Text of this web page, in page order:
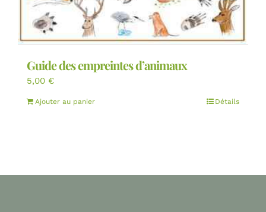
Guide des empreintes d’animaux
5,00 €
Ajouter au panier Détails